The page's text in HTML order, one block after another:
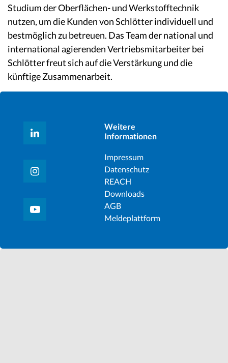
Studium der Oberflächen- und Werkstofftechnik
nutzen, um die Kunden von Schlötter individuell und
bestmöglich zu betreuen. Das Team der national und
international agierenden Vertriebsmitarbeiter bei
Schlötter freut sich auf die Verstärkung und die
künftige Zusammenarbeit.
Weitere
Informationen
Impressum
Datenschutz
REACH
Downloads
AGB
Meldeplattform